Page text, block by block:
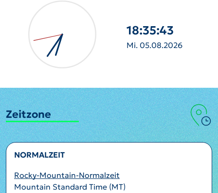
18:35:44
Mi. 05.08.2026
Zeitzone
NORMALZEIT
Rocky-Mountain-Normalzeit
Mountain Standard Time (MT)